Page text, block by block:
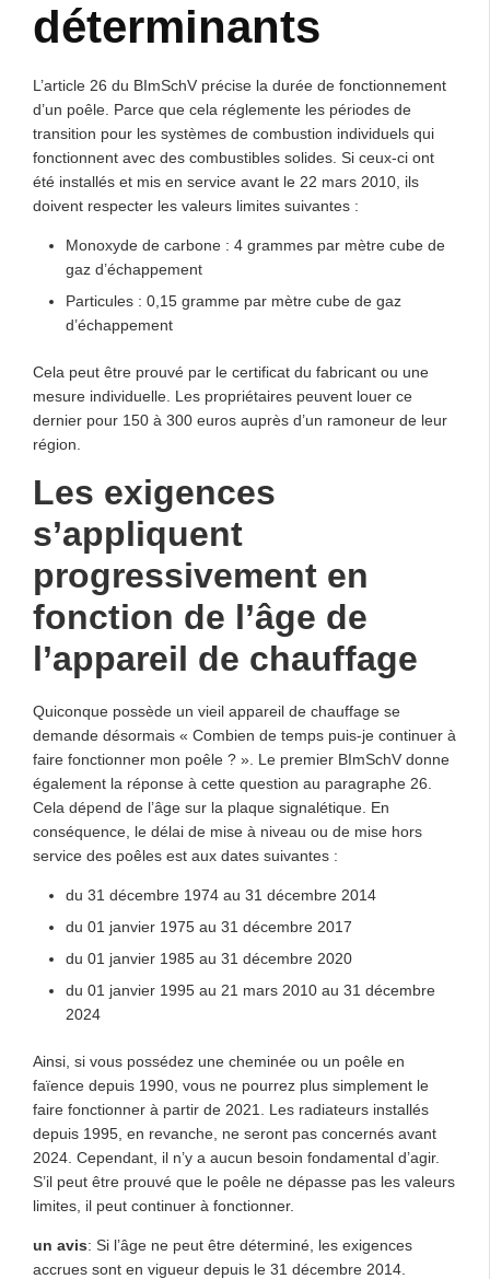
déterminants
L’article 26 du BImSchV précise la durée de fonctionnement
d’un poêle. Parce que cela réglemente les périodes de
transition pour les systèmes de combustion individuels qui
fonctionnent avec des combustibles solides. Si ceux-ci ont
été installés et mis en service avant le 22 mars 2010, ils
doivent respecter les valeurs limites suivantes :
Monoxyde de carbone : 4 grammes par mètre cube de
gaz d’échappement
Particules : 0,15 gramme par mètre cube de gaz
d’échappement
Cela peut être prouvé par le certificat du fabricant ou une
mesure individuelle. Les propriétaires peuvent louer ce
dernier pour 150 à 300 euros auprès d’un ramoneur de leur
région.
Les exigences
s’appliquent
progressivement en
fonction de l’âge de
l’appareil de chauffage
Quiconque possède un vieil appareil de chauffage se
demande désormais « Combien de temps puis-je continuer à
faire fonctionner mon poêle ? ». Le premier BImSchV donne
également la réponse à cette question au paragraphe 26.
Cela dépend de l’âge sur la plaque signalétique. En
conséquence, le délai de mise à niveau ou de mise hors
service des poêles est aux dates suivantes :
du 31 décembre 1974 au 31 décembre 2014
du 01 janvier 1975 au 31 décembre 2017
du 01 janvier 1985 au 31 décembre 2020
du 01 janvier 1995 au 21 mars 2010 au 31 décembre
2024
Ainsi, si vous possédez une cheminée ou un poêle en
faïence depuis 1990, vous ne pourrez plus simplement le
faire fonctionner à partir de 2021. Les radiateurs installés
depuis 1995, en revanche, ne seront pas concernés avant
2024. Cependant, il n’y a aucun besoin fondamental d’agir.
S’il peut être prouvé que le poêle ne dépasse pas les valeurs
limites, il peut continuer à fonctionner.
un avis: Si l’âge ne peut être déterminé, les exigences
accrues sont en vigueur depuis le 31 décembre 2014.